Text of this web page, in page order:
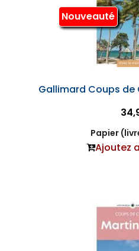
Nouveauté
Gallimard Coups
Papier
Ajoutez